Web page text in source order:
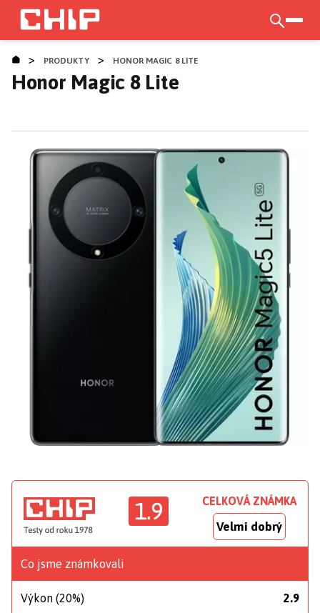
Přejít
hlavnímu
obsahu
> PRODUKTY > HONOR MAGIC 8 LITE
Honor Magic 8 Lite
1.9 CELKOVÁ ZNÁMKA
Velmi dobrý
Co jsme známkovali
Výkon (20%) 2.9